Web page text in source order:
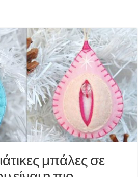
μπάλες σε